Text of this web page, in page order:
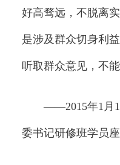
好高骛远，不脱离
是涉及群众切身利
听取群众意见，不
——2015年1月
委书记研修班学员